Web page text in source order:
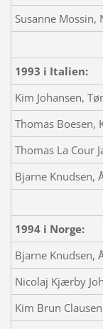
Susanne Mossin,
1993 i Italien:
Kim Johansen,
Thomas Boesen,
Thomas La Cour
Bjarne Knudsen,
1994 i Norge:
Bjarne Knudsen,
Nicolaj Kjærby
Kim Brun